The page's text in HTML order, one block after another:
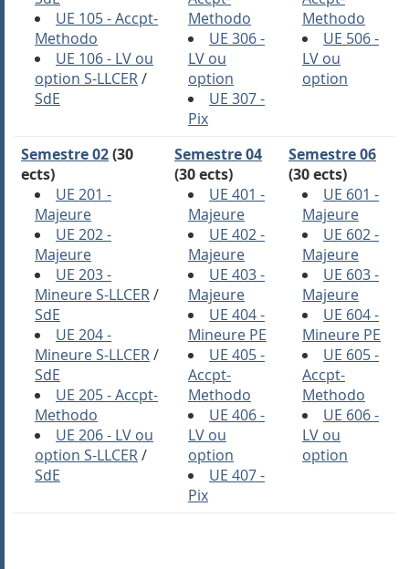
UE 105 - Accpt-
Methodo
UE 106 - LV ou
option S-LLCER/
SdE
Methodo
UE 306 -
LV ou
option
UE 307 -
Pix
Methodo
UE 506 -
LV ou
option
Semestre 02(30
ects)
UE 201 -
Majeure
UE 202 -
Majeure
UE 203 -
Mineure S-LLCER/
SdE
UE 204 -
Mineure S-LLCER/
SdE
UE 205 - Accpt-
Methodo
UE 206 - LV ou
option S-LLCER/
SdE
Semestre 04
(30 ects)
UE 401 -
Majeure
UE 402 -
Majeure
UE 403 -
Majeure
UE 404 -
Mineure PE
UE 405 -
Accpt-
Methodo
UE 406 -
LV ou
option
UE 407 -
Pix
Semestre 06
(30 ects)
UE 601 -
Majeure
UE 602 -
Majeure
UE 603 -
Majeure
UE 604 -
Mineure PE
UE 605 -
Accpt-
Methodo
UE 606 -
LV ou
option